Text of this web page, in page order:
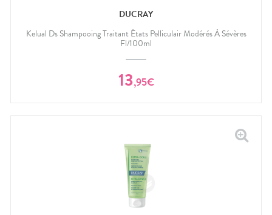
DUCRAY
Kelual Ds Shampooing Traitant États Pelliculair Modérés À Sévères
Fl/100ml
13,95€